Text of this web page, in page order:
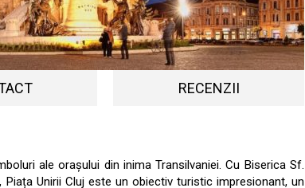
RECENZII
ale orașului din inima Transilvaniei. Cu Biserica Sf.
Unirii Cluj este un obiectiv turistic impresionant, un